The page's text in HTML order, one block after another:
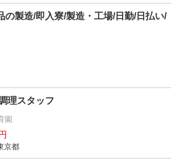
の製造/即入寮/製造・工場/日勤/日払い/
理スタッフ
園
京都